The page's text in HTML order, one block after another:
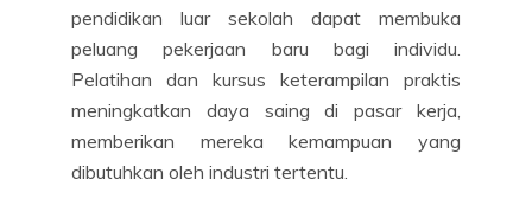
pendidikan luar sekolah dapat membuka
peluang pekerjaan baru bagi individu.
Pelatihan dan kursus keterampilan praktis
meningkatkan daya saing di pasar kerja,
memberikan mereka kemampuan yang
dibutuhkan oleh industri tertentu.